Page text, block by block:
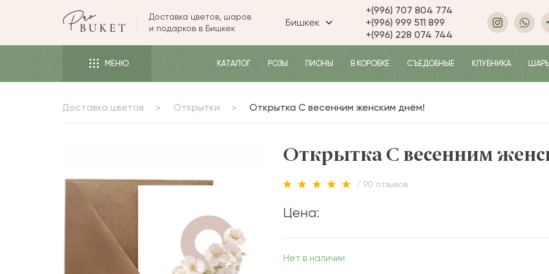
ЦВЕТЫ
РОЗЫ
ПИОНЫ
БУКЕТЫ
ФОРМА И УПАКОВКА
СЪЕДОБНЫЕ БУКЕТЫ
КОМНАТНЫЕ ЦВЕТЫ
ПОДАРКИ
Доставка цветов, шаров
и подарков в Бишкек
Бишкек
+(996) 707 804 774
+(996) 999 511 899
+(996) 228 074 744
МЕНЮ КАТАЛОГ РОЗЫ ПИОНЫ В КОРОБКЕ СЪЕДОБНЫЕ КЛУБНИКА
Доставка цветов Открытки Открытка С весенним женским днём!
Открытка С весенним
/ 90 отзывов
Цена:
Нет в наличии